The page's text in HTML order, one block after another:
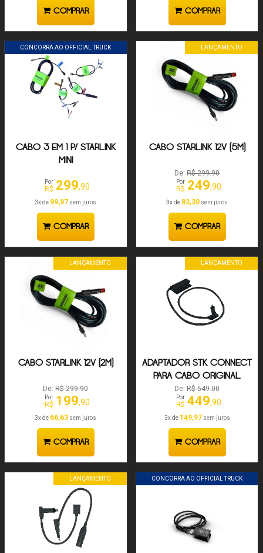
COMPRAR COMPRAR
CONCORRA AO OFFICIAL TRUCK
CABO 3 EM 1 P/ STARLINK
MINI
Por
R$ 299,90
3x de 99,97 sem juros
COMPRAR
LANÇAMENTO
CABO STARLINK 12V (5M)
De:R$ 299.90
Por
R$ 249,90
3x de 83,30 sem juros
COMPRAR
LANÇAMENTO
CABO STARLINK 12V (2M)
De:R$ 299.90
Por
R$ 199,90
3x de 66,63 sem juros
COMPRAR
LANÇAMENTO
ADAPTADOR STK CONNECT
PARA CABO ORIGINAL
STARLINK COM SAÍDA
EXTRA LAN RJ45
De:R$ 549.00
Por
R$ 449,90
3x de 149,97sem juros
COMPRAR
LANÇAMENTO CONCORRA AO OFFICIAL TRUCK